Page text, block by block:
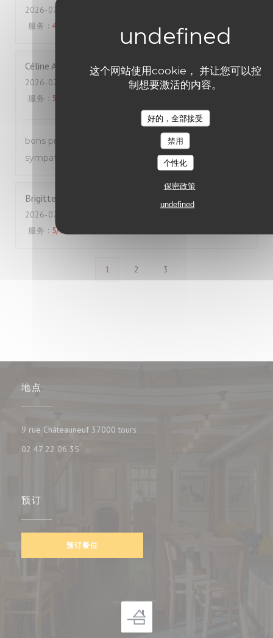
这个网站使用cookie， 并让您可以控
制想要激活的内容。
好的，全部接受
禁用
个性化
保密政策
undefined
2026-07-23
服务 : 4 质价比 /5
Céline A
2026-07-22
- 12:30 - 来宾 2
服务 : 5
bons produits et très bon service, équipe très
sympathique, écoute au top
Brigitte
2026-07-18
服务 : 5/5
1 2 3
地点
9 rue Châteauneuf 37000 tours
02 47 22 06 35
预订
预订餐位